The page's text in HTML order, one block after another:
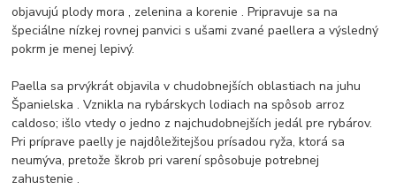
objavujú plody mora , zelenina a korenie .Pripravuje sa na
špeciálne nízkej rovnej panvici s ušami zvané paellera a výsledný
pokrm je menej lepivý.
Paella sa prvýkrát objavila v chudobnejších oblastiach na juhu
Španielska .Vznikla na rybárskych lodiach na spôsob arroz
caldoso; išlo vtedy o jedno z najchudobnejších jedál pre rybárov.
Pri príprave paelly je najdôležitejšou prísadou ryža, ktorá sa
neumýva, pretože škrob pri varení spôsobuje potrebnej
zahustenie .